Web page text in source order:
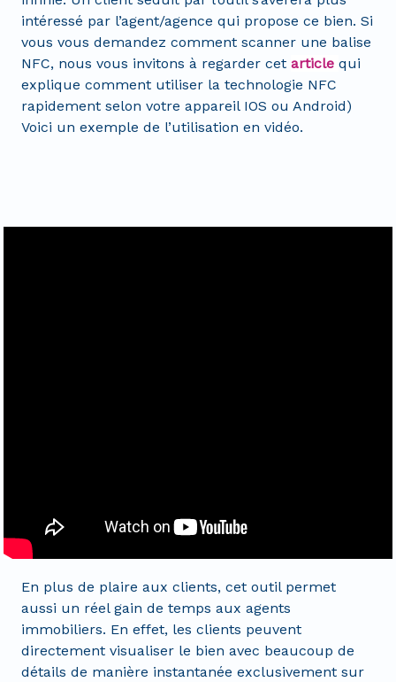
intéressé par l’agent/agence qui propose ce bien. Si
vous vous demandez comment scanner une balise
NFC, nous vous invitons à regarder cet article qui
explique comment utiliser la technologie NFC
rapidement selon votre appareil IOS ou Android)
Voici un exemple de l’utilisation en vidéo.
En plus de plaire aux clients, cet outil permet
aussi un réel gain de temps aux agents
immobiliers. En effet, les clients peuvent
directement visualiser le bien avec beaucoup de
détails de manière instantanée exclusivement sur